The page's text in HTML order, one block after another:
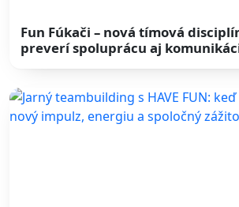
Fun Fúkači – nová tímová
preverí spoluprácu aj